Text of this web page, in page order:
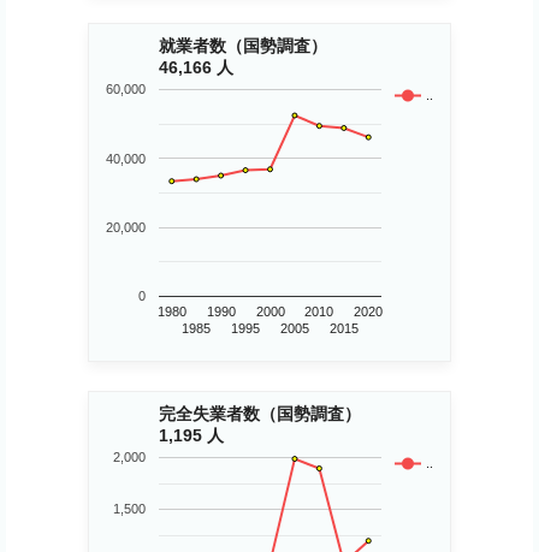
就業者数（国勢調査）
46,166 人
..
1980
1985
1990
1995
2000
2005
2010
2015
2020
0
20,000
40,000
60,000
完全失業者数（国勢調査）
1,195 人
..
1,500
2,000